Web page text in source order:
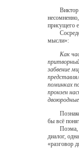
Виктор
присущего
мысли»:
Как
забвение
поминках
пронзен
бы всё
Поэма,
диалог,
«разговор